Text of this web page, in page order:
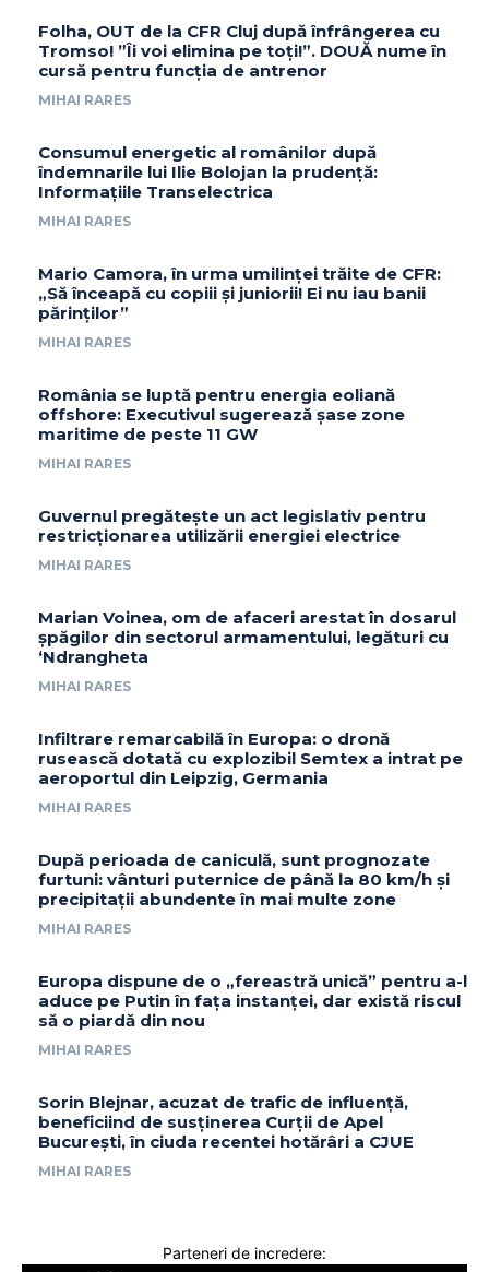
Folha, OUT de la CFR Cluj după înfrângerea cu
Tromso! ”Îi voi elimina pe toți!”. DOUĂ nume în
cursă pentru funcția de antrenor
MIHAI RARES
Consumul energetic al românilor după
îndemnarile lui Ilie Bolojan la prudență:
Informațiile Transelectrica
MIHAI RARES
Mario Camora, în urma umilinței trăite de CFR:
„Să înceapă cu copiii și juniorii! Ei nu iau banii
părinților”
MIHAI RARES
România se luptă pentru energia eoliană
offshore: Executivul sugerează șase zone
maritime de peste 11 GW
MIHAI RARES
Guvernul pregătește un act legislativ pentru
restricționarea utilizării energiei electrice
MIHAI RARES
Marian Voinea, om de afaceri arestat în dosarul
șpăgilor din sectorul armamentului, legături cu
‘Ndrangheta
MIHAI RARES
Infiltrare remarcabilă în Europa: o dronă
rusească dotată cu explozibil Semtex a intrat pe
aeroportul din Leipzig, Germania
MIHAI RARES
După perioada de caniculă, sunt prognozate
furtuni: vânturi puternice de până la 80 km/h și
precipitații abundente în mai multe zone
MIHAI RARES
Europa dispune de o „fereastră unică” pentru a-l
aduce pe Putin în fața instanței, dar există riscul
să o piardă din nou
MIHAI RARES
Sorin Blejnar, acuzat de trafic de influență,
beneficiind de susținerea Curții de Apel
București, în ciuda recentei hotărâri a CJUE
MIHAI RARES
Parteneri de incredere: